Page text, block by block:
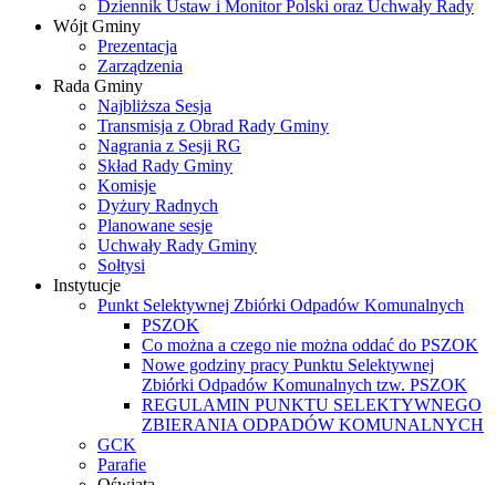
Dziennik Ustaw i Monitor Polski oraz Uchwały Rady
Wójt Gminy
Prezentacja
Zarządzenia
Rada Gminy
Najbliższa Sesja
Transmisja z Obrad Rady Gminy
Nagrania z Sesji RG
Skład Rady Gminy
Komisje
Dyżury Radnych
Planowane sesje
Uchwały Rady Gminy
Sołtysi
Instytucje
Punkt Selektywnej Zbiórki Odpadów Komunalnych
PSZOK
Co można a czego nie można oddać do PSZOK
Nowe godziny pracy Punktu Selektywnej
Zbiórki Odpadów Komunalnych tzw. PSZOK
REGULAMIN PUNKTU SELEKTYWNEGO
ZBIERANIA ODPADÓW KOMUNALNYCH
GCK
Parafie